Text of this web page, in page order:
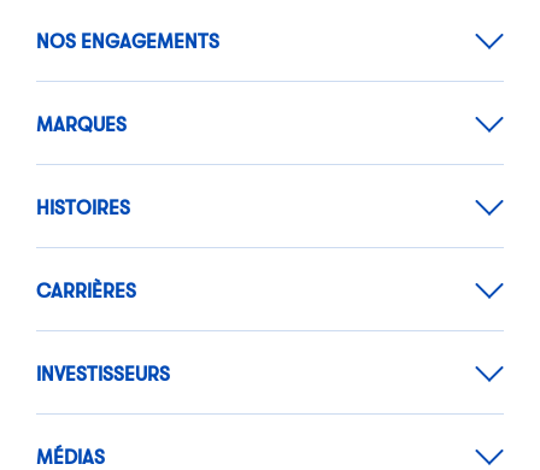
NOS ENGAGEMENTS
MARQUES
HISTOIRES
CARRIÈRES
INVESTISSEURS
MÉDIAS